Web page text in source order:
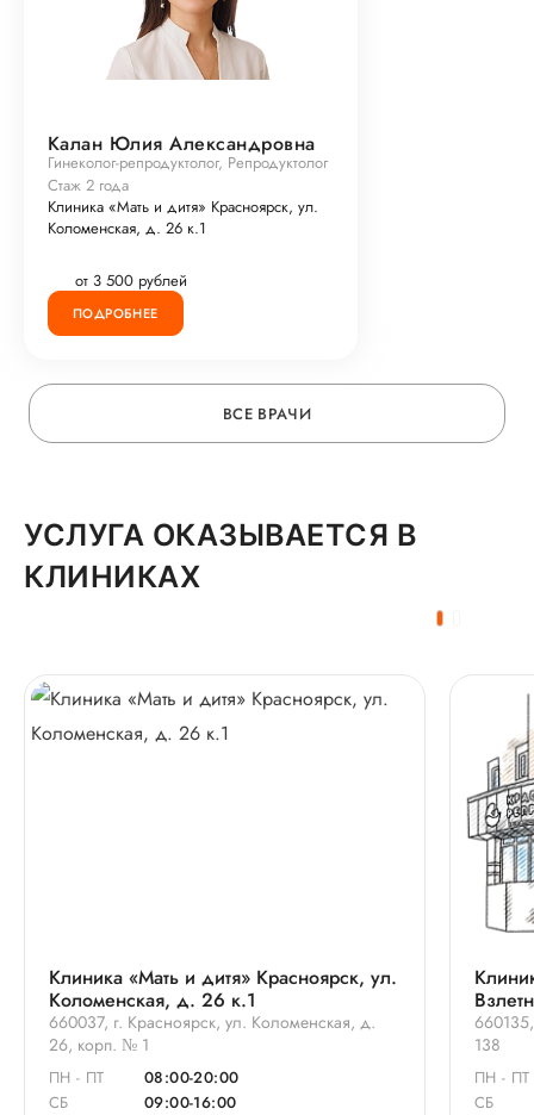
Калан Юлия Александровна
Гинеколог-репродуктолог, Репродуктолог
Стаж 2 года
Клиника «Мать и дитя» Красноярск, ул.
Коломенская, д. 26 к.1
от 3 500 рублей
ПОДРОБНЕЕ
ВСЕ ВРАЧИ
УСЛУГА ОКАЗЫВАЕТСЯ В
КЛИНИКАХ
Клиника «Мать и дитя» Красноярск, ул.
Коломенская, д. 26 к.1
660037, г. Красноярск, ул. Коломенская, д.
26, корп. № 1
ПН - ПТ
08:00-20:00
СБ
09:00-16:00
138
ПН - ПТ
СБ